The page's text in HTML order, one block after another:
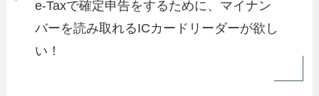
e-Taxで確定申告をするために、マイナン
バーを読み取れるICカードリーダーが欲し
い！